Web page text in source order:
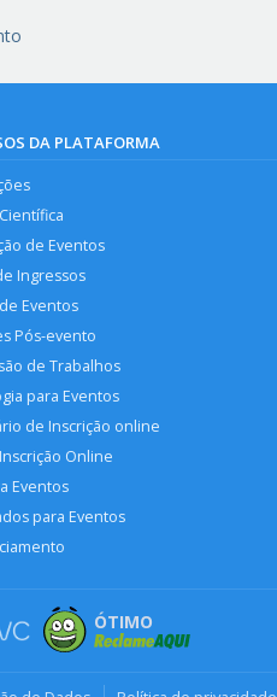
DA PLATAFORMA
de Eventos
Ingressos
Eventos
Pós-evento
de Trabalhos
para Eventos
de Inscrição online
Online
Eventos
para Eventos
ÓTIMO